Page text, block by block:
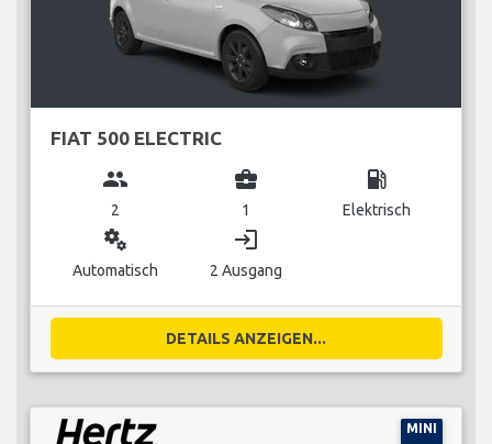
FIAT 500 ELECTRIC
group
2
business_center
1
local_gas_station
Elektrisch
miscellaneous_services
Automatisch
login
2 Ausgang
DETAILS ANZEIGEN...
MINI